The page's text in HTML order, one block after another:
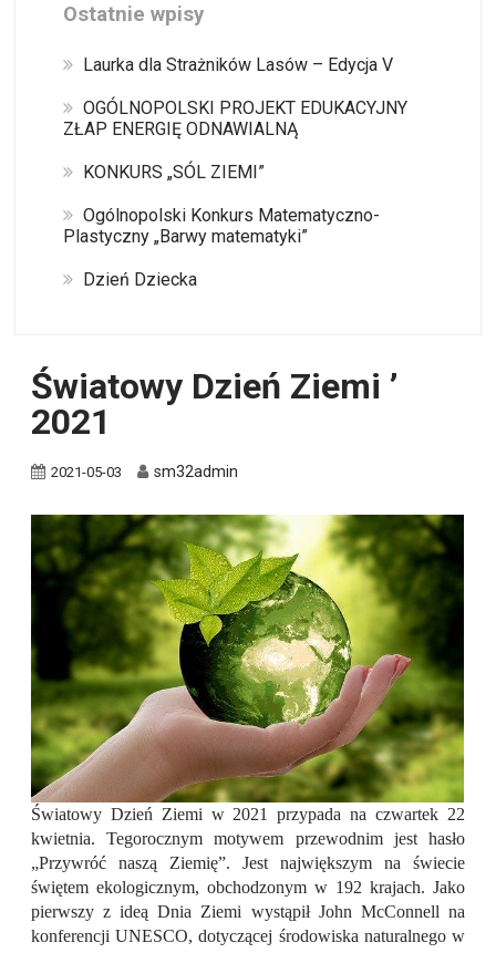
Ostatnie wpisy
Laurka dla Strażników Lasów – Edycja V
OGÓLNOPOLSKI PROJEKT EDUKACYJNY
ZŁAP ENERGIĘ ODNAWIALNĄ
KONKURS „SÓL ZIEMI”
Ogólnopolski Konkurs Matematyczno-
Plastyczny „Barwy matematyki”
Dzień Dziecka
Światowy Dzień Ziemi ’
2021
2021-05-03 sm32admin
Światowy Dzień Ziemi w 2021 przypada na czwartek 22
kwietnia. Tegorocznym motywem przewodnim jest hasło
„Przywróć naszą Ziemię”. Jest największym na świecie
świętem ekologicznym, obchodzonym w 192 krajach. Jako
pierwszy z ideą Dnia Ziemi wystąpił John McConnell na
konferencji UNESCO, dotyczącej środowiska naturalnego w